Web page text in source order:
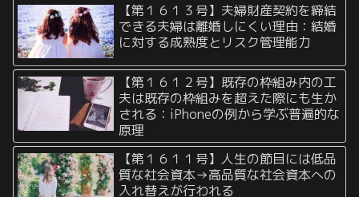
【第１６１３号】夫婦財産契約を締結
できる夫婦は離婚しにくい理由：結婚
に対する成熟度とリスク管理能力
【第１６１２号】既存の枠組み内の工
夫は既存の枠組みを超えた際にも生か
される：iPhoneの例から学ぶ普遍的な
原理
【第１６１１号】人生の節目には低品
質な社会資本→高品質な社会資本への
入れ替えが行われる